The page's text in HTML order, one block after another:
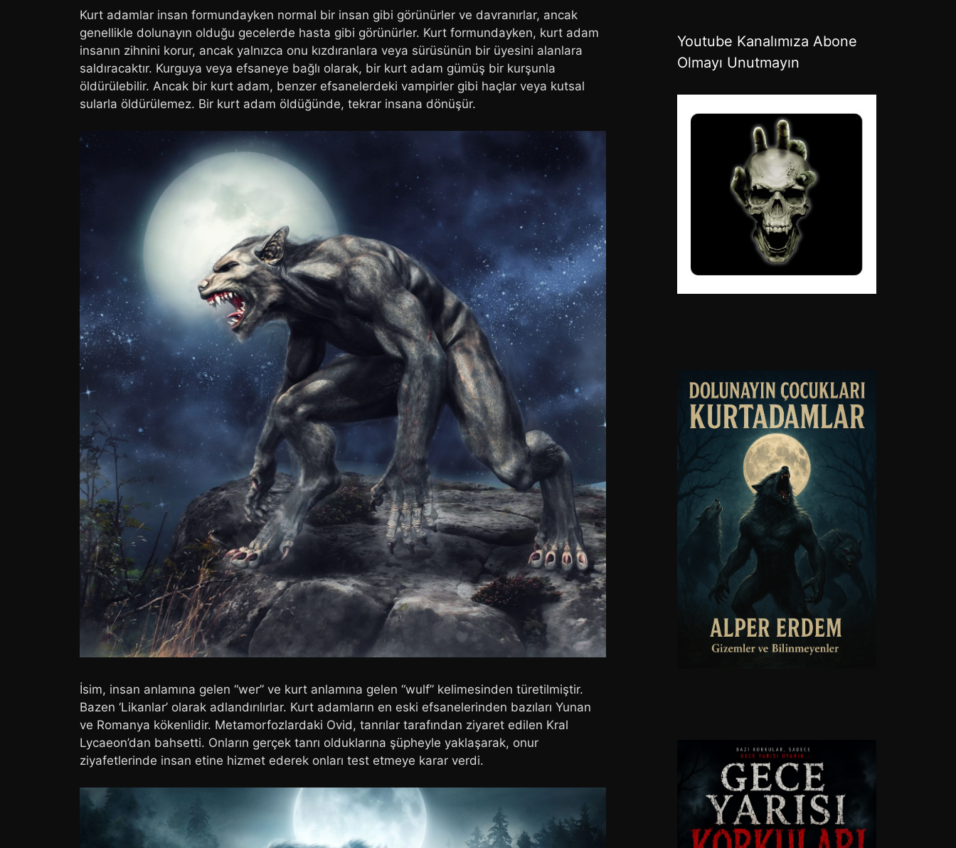
Kurt adamlar insan formundayken normal bir insan gibi görünürler ve davranırlar, ancak
genellikle dolunayın olduğu gecelerde hasta gibi görünürler. Kurt formundayken, kurt adam
insanın zihnini korur, ancak yalnızca onu kızdıranlara veya sürüsünün bir üyesini alanlara
saldıracaktır. Kurguya veya efsaneye bağlı olarak, bir kurt adam gümüş bir kurşunla
öldürülebilir. Ancak bir kurt adam, benzer efsanelerdeki vampirler gibi haçlar veya kutsal
sularla öldürülemez. Bir kurt adam öldüğünde, tekrar insana dönüşür.
İsim, insan anlamına gelen “wer” ve kurt anlamına gelen “wulf” kelimesinden türetilmiştir.
Bazen ‘Likanlar’ olarak adlandırılırlar. Kurt adamların en eski efsanelerinden bazıları Yunan
ve Romanya kökenlidir. Metamorfozlardaki Ovid, tanrılar tarafından ziyaret edilen Kral
Lycaeon’dan bahsetti. Onların gerçek tanrı olduklarına şüpheyle yaklaşarak, onur
ziyafetlerinde insan etine hizmet ederek onları test etmeye karar verdi.
Youtube Kanalımıza Abone
Olmayı Unutmayın